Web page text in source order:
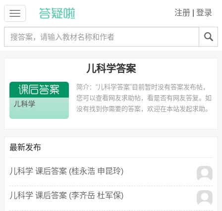
注册 登录
儿科学答案
简介： “儿科学答案”目前暂时没有答案发布帖，
您可以查看网友求助帖，看是否有网友答复。如
没有找到你需要的答案，欢迎在本站发起求助。
最新发布
儿科学 课后答案 (桂永浩 申昆玲)
儿科学 课后答案 (李齐岳 杜军保)